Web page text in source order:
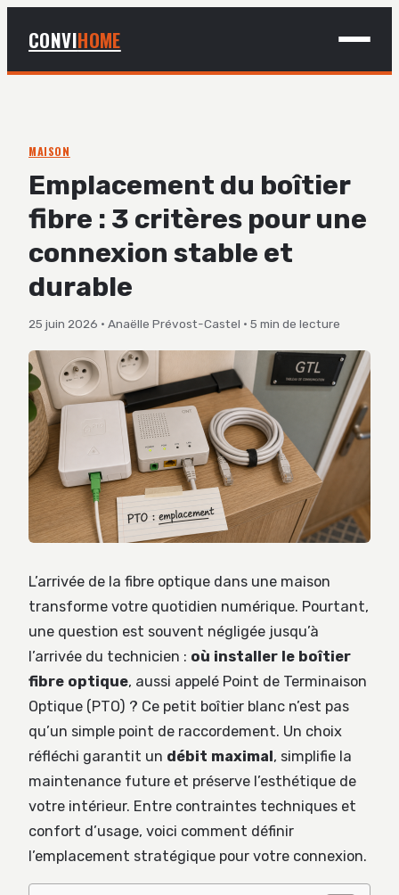
CONVIHOME
BRICOLAGE
DÉCO
JARDINAGE
MAISON
Emplacement du boîtier
fibre : 3 critères pour une
connexion stable et
durable
25 juin 2026 · Anaëlle Prévost-Castel · 5 min de lecture
L’arrivée de la fibre optique dans une maison
transforme votre quotidien numérique. Pourtant,
une question est souvent négligée jusqu’à
l’arrivée du technicien : où installer le boîtier
fibre optique, aussi appelé Point de Terminaison
Optique (PTO) ? Ce petit boîtier blanc n’est pas
qu’un simple point de raccordement. Un choix
réfléchi garantit un débit maximal, simplifie la
maintenance future et préserve l’esthétique de
votre intérieur. Entre contraintes techniques et
confort d’usage, voici comment définir
l’emplacement stratégique pour votre connexion.